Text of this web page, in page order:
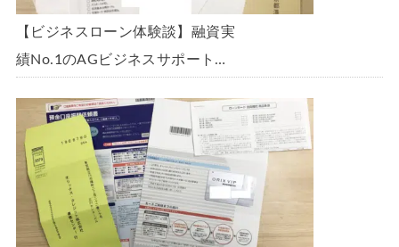
【ビジネスローン体験談】融資実
績No.1のAGビジネスサポート
300万円の枠で翌日に借りられま
した。全手順を丁寧に解説しま
す。